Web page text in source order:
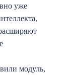
уже
модуль,